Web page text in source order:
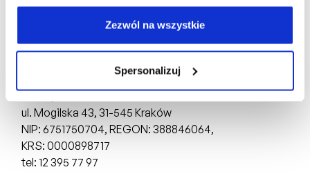
Zezwól na wszystkie
Spersonalizuj
31-545 Kraków
tel: +48 510 160 003
Deweloper:
ul. Mogilska 43, 31-545 Kraków
NIP: 6751750704, REGON: 388846064,
KRS: 0000898717
tel: 12 395 77 97